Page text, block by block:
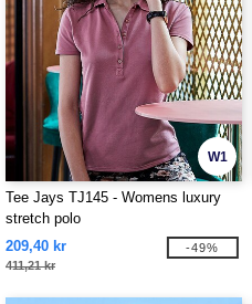
W1
Tee Jays TJ145 - Womens luxury
stretch polo
209,40 kr
411,21 kr
-49%